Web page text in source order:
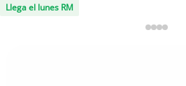
Llega el lunes RM